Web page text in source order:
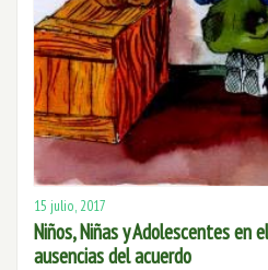
15 julio, 2017
Niños, Niñas y Adolescentes en
ausencias del acuerdo